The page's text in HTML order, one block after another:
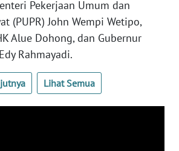
Pekerjaan Umum dan
(PUPR) John Wempi Wetipo,
Alue Dohong, dan Gubernur
Rahmayadi.
Lihat Semua